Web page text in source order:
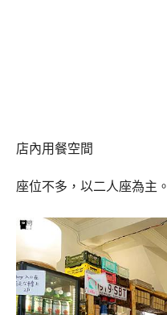
店內用餐空間
座位不多，以二人座為主。